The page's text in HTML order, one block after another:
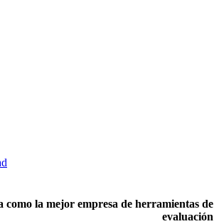
la mejor empresa de herramientas de
evaluación